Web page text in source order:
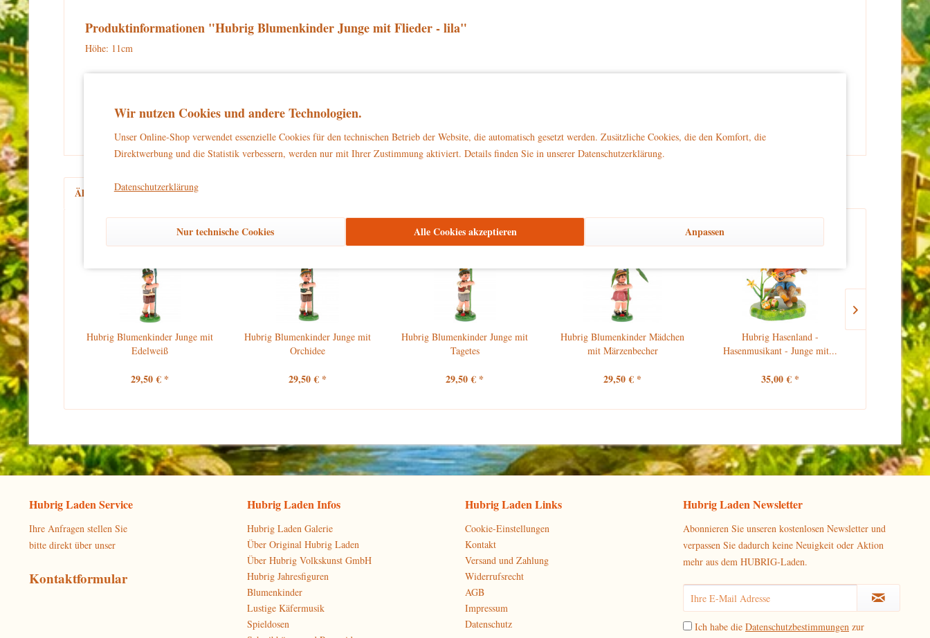
Produktinformationen "Hubrig Blumenkinder Junge mit Flieder - lila"
Höhe: 11cm
und unbeschwertes Dekorieren zu gewährleisten.
Ähnliche Artikel Kunden kauften auch
Hubrig Blumenkinder Junge mit
Edelweiß
29,50 € *
Hubrig Blumenkinder Junge mit
Orchidee
29,50 € *
Hubrig Blumenkinder Junge mit
Tagetes
29,50 € *
Hubrig Blumenkinder Mädchen
mit Märzenbecher
29,50 € *
Hubrig Hasenland -
Hasenmusikant - Junge mit...
35,00 € *
Hubrig
Hubrig Laden Service
Ihre Anfragen stellen Sie
bitte direkt über unser
Kontaktformular
Hubrig Laden Infos
Hubrig Laden Galerie
Über Original Hubrig Laden
Über Hubrig Volkskunst GmbH
Hubrig Jahresfiguren
Blumenkinder
Lustige Käfermusik
Spieldosen
Hubrig Laden Links
Cookie-Einstellungen
Kontakt
Versand und Zahlung
Widerrufsrecht
AGB
Impressum
Datenschutz
Hubrig Laden Newsletter
Abonnieren Sie unseren kostenlosen Newsletter und
verpassen Sie dadurch keine Neuigkeit oder Aktion
mehr aus dem HUBRIG-Laden.
Ich habe die Datenschutzbestimmungen zur
Wir nutzen Cookies und andere Technologien.
Unser Online-Shop verwendet essenzielle Cookies für den technischen Betrieb der Website, die automatisch gesetzt werden. Zusätzliche Cookies, die den Komfort, die
Direktwerbung und die Statistik verbessern, werden nur mit Ihrer Zustimmung aktiviert. Details finden Sie in unserer Datenschutzerklärung.
Datenschutzerklärung
Nur technische Cookies Alle Cookies akzeptieren Anpassen